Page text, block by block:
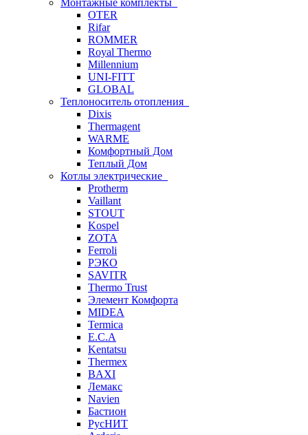
Монтажные комплекты
OTER
Rifar
ROMMER
Royal Thermo
Millennium
UNI-FITT
GLOBAL
Теплоноситель отопления
Dixis
Thermagent
WARME
Комфортный Дом
Теплый Дом
Котлы электрические
Protherm
Vaillant
STOUT
Kospel
ZOTA
Ferroli
РЭКО
SAVITR
Thermo Trust
Элемент Комфорта
MIDEA
Termica
E.C.A
Kentatsu
Thermex
BAXI
Лемакс
Navien
Бастион
РусНИТ